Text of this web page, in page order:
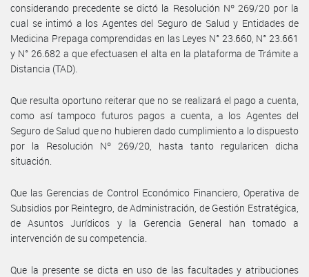
considerando precedente se dictó la Resolución Nº 269/20 por la
cual se intimó a los Agentes del Seguro de Salud y Entidades de
Medicina Prepaga comprendidas en las Leyes N° 23.660, N° 23.661
y N° 26.682 a que efectuasen el alta en la plataforma de Trámite a
Distancia (TAD).
Que resulta oportuno reiterar que no se realizará el pago a cuenta,
como así tampoco futuros pagos a cuenta, a los Agentes del
Seguro de Salud que no hubieren dado cumplimiento a lo dispuesto
por la Resolución Nº 269/20, hasta tanto regularicen dicha
situación.
Que las Gerencias de Control Económico Financiero, Operativa de
Subsidios por Reintegro, de Administración, de Gestión Estratégica,
de Asuntos Jurídicos y la Gerencia General han tomado a
intervención de su competencia.
Que la presente se dicta en uso de las facultades y atribuciones